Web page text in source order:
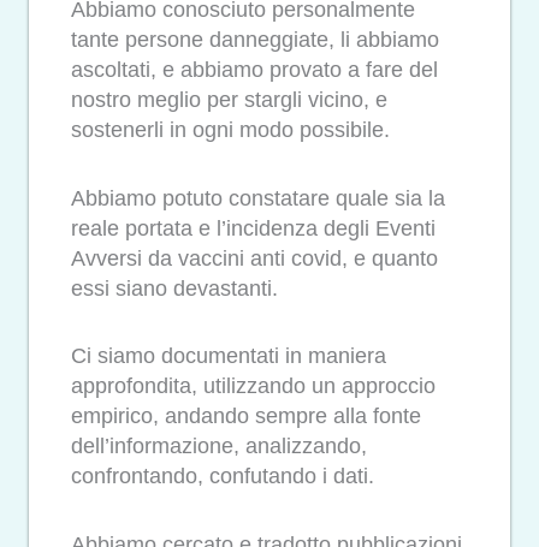
Abbiamo conosciuto personalmente
tante persone danneggiate, li abbiamo
ascoltati, e abbiamo provato a fare del
nostro meglio per stargli vicino, e
sostenerli in ogni modo possibile.
Abbiamo potuto constatare quale sia la
reale portata e l’incidenza degli Eventi
Avversi da vaccini anti covid, e quanto
essi siano devastanti.
Ci siamo documentati in maniera
approfondita, utilizzando un approccio
empirico, andando sempre alla fonte
dell’informazione, analizzando,
confrontando, confutando i dati.